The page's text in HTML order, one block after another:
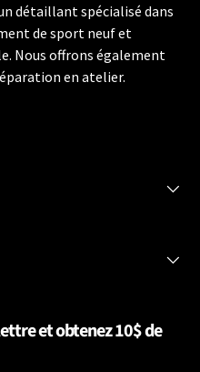
détaillant spécialisé dans
de sport neuf et
Nous offrons également
en atelier.
et obtenez 10$ de